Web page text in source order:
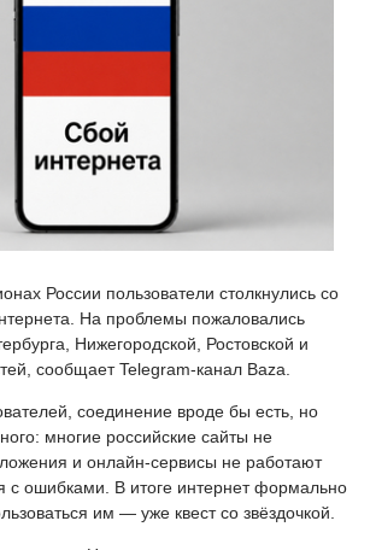
России пользователи столкнулись со
На проблемы пожаловались
Нижегородской, Ростовской и
сообщает Telegram-канал Baza.
соединение вроде бы есть, но
многие российские сайты не
и онлайн-сервисы не работают
с ошибками. В итоге интернет формально
им — уже квест со звёздочкой.